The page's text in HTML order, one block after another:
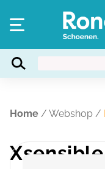
Home / Webshop /
Xsensible